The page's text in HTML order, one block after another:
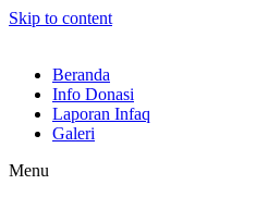
Skip to content
Beranda
Info Donasi
Laporan Infaq
Galeri
Menu